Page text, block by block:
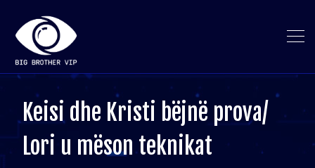
Keisi dhe Kristi bëjnë prova/
Lori u mëson teknikat